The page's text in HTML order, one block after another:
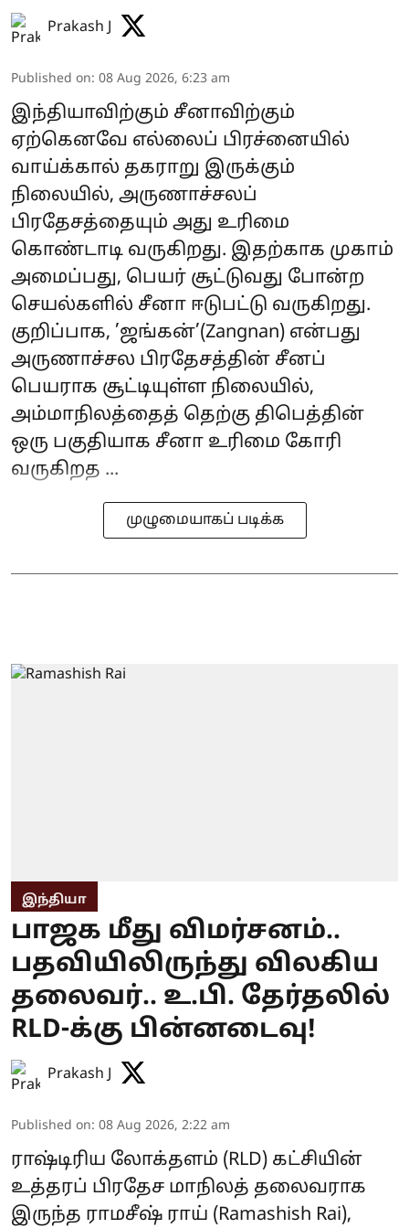
Prakash J
Published on: 08 Aug 2026, 6:23 am
இந்தியாவிற்கும் சீனாவிற்கும்
ஏற்கெனவே எல்லைப் பிரச்னையில்
வாய்க்கால் தகராறு இருக்கும்
நிலையில், அருணாச்சலப்
பிரதேசத்தையும் அது உரிமை
கொண்டாடி வருகிறது. இதற்காக முகாம்
அமைப்பது, பெயர் சூட்டுவது போன்ற
செயல்களில் சீனா ஈடுபட்டு வருகிறது.
குறிப்பாக, ’ஜங்கன்’(Zangnan) என்பது
அருணாச்சல பிரதேசத்தின் சீனப்
பெயராக சூட்டியுள்ள நிலையில்,
அம்மாநிலத்தைத் தெற்கு திபெத்தின்
ஒரு பகுதியாக சீனா உரிமை கோரி
வருகிறத ...
முழுமையாகப் படிக்க
இந்தியா
பாஜக மீது விமர்சனம்..
பதவியிலிருந்து விலகிய
தலைவர்.. உ.பி. தேர்தலில்
RLD-க்கு பின்னடைவு!
Prakash J
Published on: 08 Aug 2026, 2:22 am
ராஷ்டிரிய லோக்தளம் (RLD) கட்சியின்
உத்தரப் பிரதேச மாநிலத் தலைவராக
இருந்த ராமசீஷ் ராய் (Ramashish Rai),